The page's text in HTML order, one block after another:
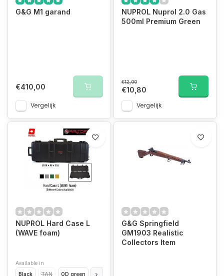
G&G M1 garand
€410,00
Vergelijk
NUPROL Nuprol 2.0 Gas
500ml Premium Green
€12,00
€10,80
Vergelijk
NUPROL Hard Case L
(WAVE foam)
Available in
Black
TAN OD green GREY
G&G Springfield
GM1903 Realistic
Collectors Item